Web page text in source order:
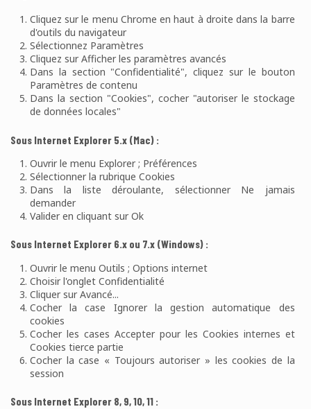
Cliquez sur le menu Chrome en haut à droite dans la barre
d'outils du navigateur
Sélectionnez Paramètres
Cliquez sur Afficher les paramètres avancés
Dans la section "Confidentialité", cliquez sur le bouton
Paramètres de contenu
Dans la section "Cookies", cocher "autoriser le stockage
de données locales"
Sous Internet Explorer 5.x (Mac) :
Ouvrir le menu Explorer ; Préférences
Sélectionner la rubrique Cookies
Dans la liste déroulante, sélectionner Ne jamais
demander
Valider en cliquant sur Ok
Sous Internet Explorer 6.x ou 7.x (Windows) :
Ouvrir le menu Outils ; Options internet
Choisir l'onglet Confidentialité
Cliquer sur Avancé...
Cocher la case Ignorer la gestion automatique des
cookies
Cocher les cases Accepter pour les Cookies internes et
Cookies tierce partie
Cocher la case « Toujours autoriser » les cookies de la
session
Sous Internet Explorer 8, 9, 10, 11 :